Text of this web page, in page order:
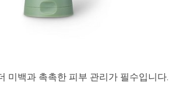
미백과 촉촉한 피부 관리가 필수입니다.